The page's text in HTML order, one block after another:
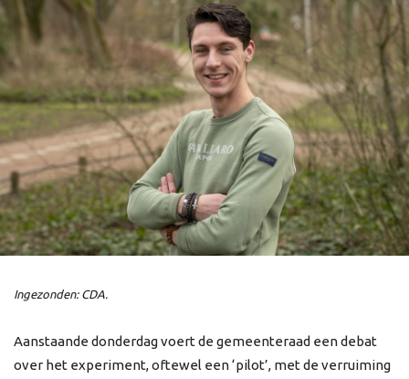
Ingezonden: CDA.
Aanstaande donderdag voert de gemeenteraad een debat
over het experiment, oftewel een ‘pilot’, met de verruiming